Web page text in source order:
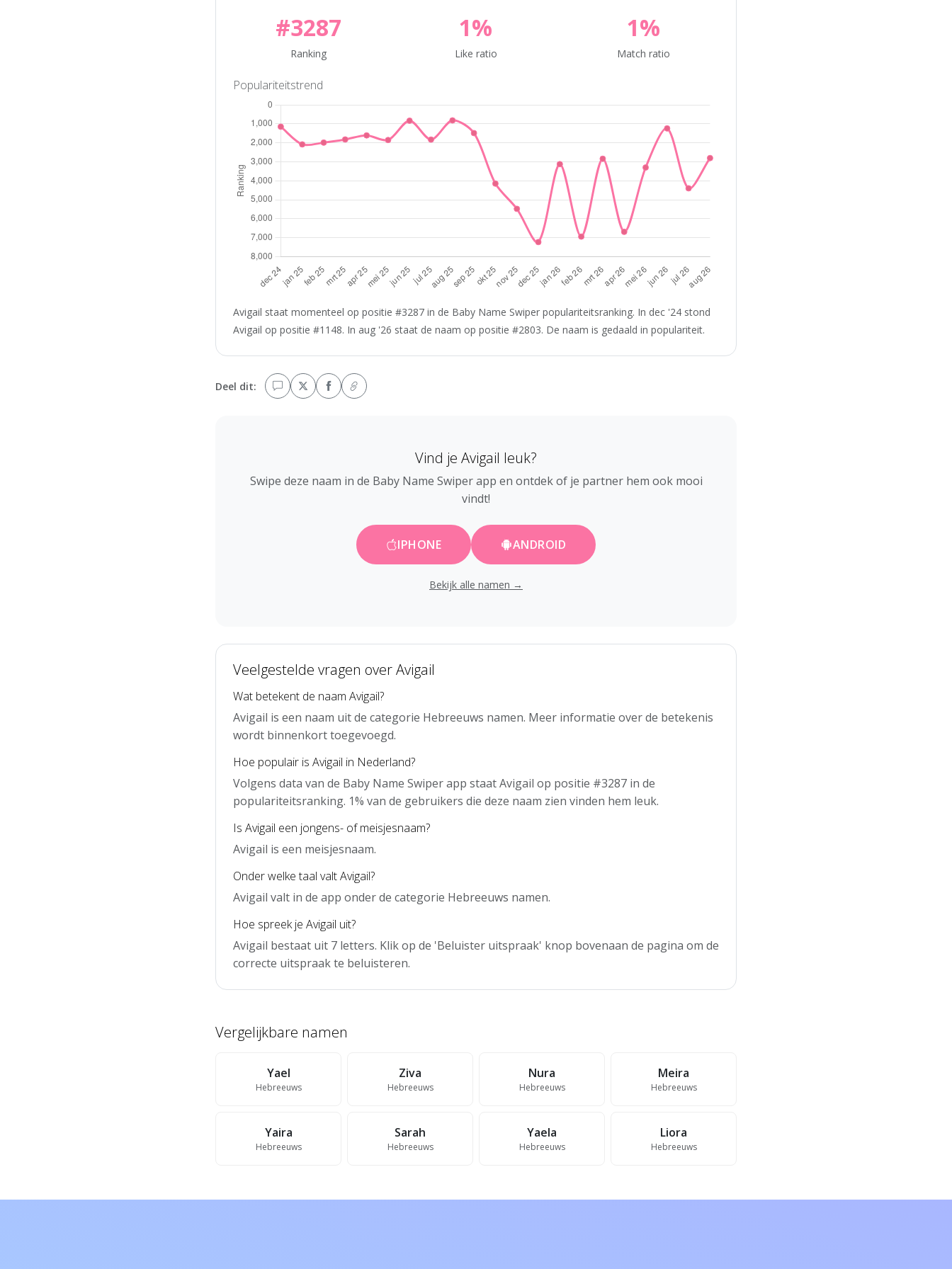
#3287
Ranking
1%
Like ratio
1%
Match ratio
Populariteitstrend
Avigail staat momenteel op positie #3287 in de Baby Name Swiper populariteitsranking. In dec '24 stond
Avigail op positie #1148. In aug '26 staat de naam op positie #2803. De naam is gedaald in populariteit.
Deel dit:
Vind je Avigail leuk?
Swipe deze naam in de Baby Name Swiper app en ontdek of je partner hem ook mooi
vindt!
IPHONE ANDROID
Bekijk alle namen →
Veelgestelde vragen over Avigail
Wat betekent de naam Avigail?
Avigail is een naam uit de categorie Hebreeuws namen. Meer informatie over de betekenis
wordt binnenkort toegevoegd.
Hoe populair is Avigail in Nederland?
Volgens data van de Baby Name Swiper app staat Avigail op positie #3287 in de
populariteitsranking. 1% van de gebruikers die deze naam zien vinden hem leuk.
Is Avigail een jongens- of meisjesnaam?
Avigail is een meisjesnaam.
Onder welke taal valt Avigail?
Avigail valt in de app onder de categorie Hebreeuws namen.
Hoe spreek je Avigail uit?
Avigail bestaat uit 7 letters. Klik op de 'Beluister uitspraak' knop bovenaan de pagina om de
correcte uitspraak te beluisteren.
Vergelijkbare namen
Yael
Hebreeuws
Ziva
Hebreeuws
Nura
Hebreeuws
Meira
Hebreeuws
Yaira
Hebreeuws
Sarah
Hebreeuws
Yaela
Hebreeuws
Liora
Hebreeuws